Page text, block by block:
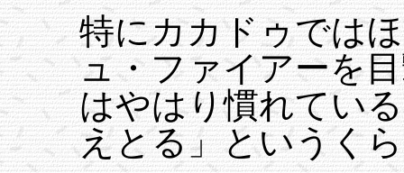
特にカカドゥでは
ュ・ファイアーを
はやはり慣れてい
えとる」というく